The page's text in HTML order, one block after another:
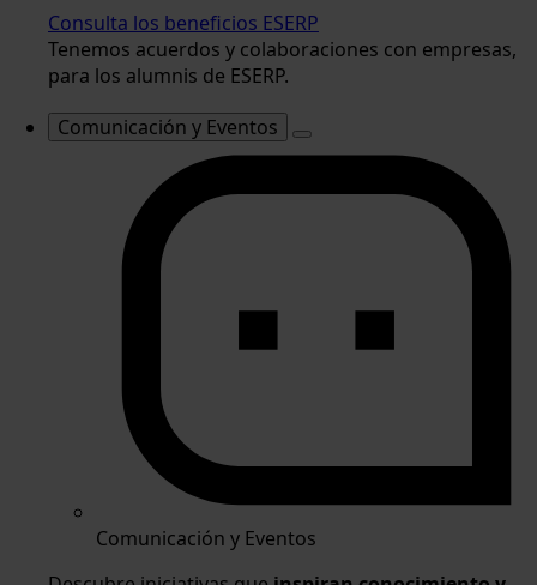
Consulta los beneficios ESERP
Tenemos acuerdos y colaboraciones con empresas,
para los alumnis de ESERP.
Comunicación y Eventos
Comunicación y Eventos